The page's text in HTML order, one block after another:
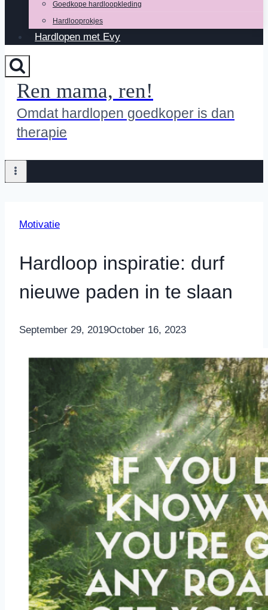
Goedkope hardloopkleding
Hardlooprokjes
Hardlopen met Evy
Ren mama, ren!
Omdat hardlopen goedkoper is dan
therapie
Motivatie
Hardloop inspiratie: durf
nieuwe paden in te slaan
ByNicole
September 29, 2019October 16, 2023